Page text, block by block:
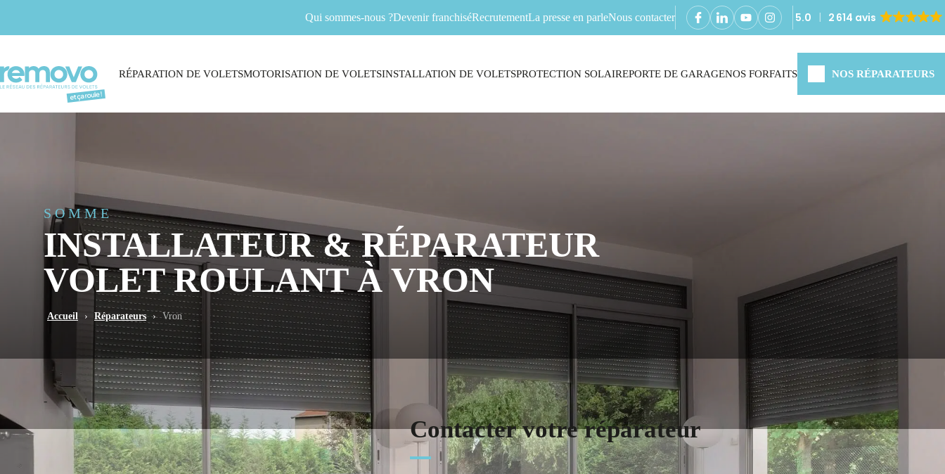
Qui sommes-nous ?Devenir franchiséRecrutementLa presse en parleNous contacter 5.0 2 614 avis
RÉPARATION DE VOLETSMOTORISATION DE VOLETSINSTALLATION DE VOLETSPROTECTION SOLAIREPORTE DE GARAGENOS FORFAITS NOS RÉPARATEURS
SOMME
INSTALLATEUR & RÉPARATEUR
VOLET ROULANT À VRON
Accueil › Réparateurs › Vron
-
Contacter votre réparateur